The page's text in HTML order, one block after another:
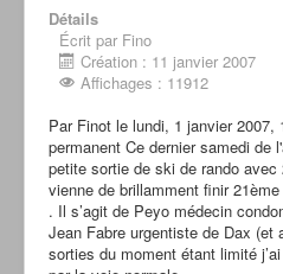
Détails
Écrit par Fino
Création : 11 janvier 2007
Affichages : 11912
Par Finot le lundi, 1 janvier 2007,
permanent Ce dernier samedi de
petite sortie de ski de rando
vienne de brillamment finir
. Il s’agit de Peyo médecin
Jean Fabre urgentiste de Dax (et
sorties du moment étant limité